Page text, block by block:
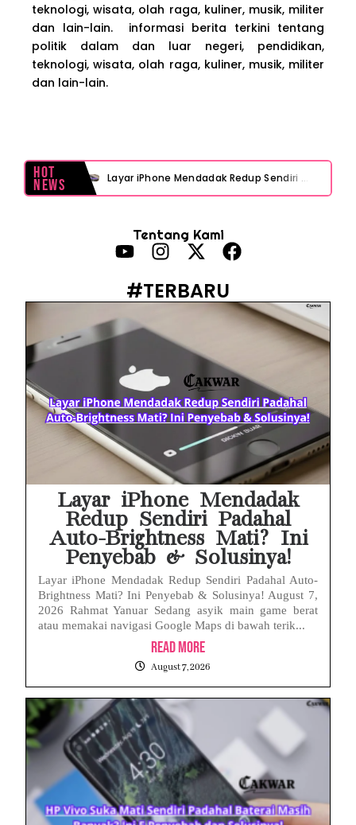
teknologi, wisata, olah raga, kuliner, musik, militer
dan lain-lain. informasi berita terkini tentang
politik dalam dan luar negeri, pendidikan,
teknologi, wisata, olah raga, kuliner, musik, militer
dan lain-lain.
Hot
News Layar iPhone Mendadak Redup Sendiri Padahal Auto-Brightness Mati? Ini Penyebab & Solusinya!
Prabowo Sebut ‘Londo Ireng’, Ray Rangkuti Desak DPR Bersikap, Ini Ulasan Politiknya
MAKI Soroti Penahanan Eks Jampidsus Febrie Adriansyah Tanpa Rompi Pink
Babak Baru Kasus Febrie Adriansyah, Rencana Praperadilan Penyitaan Emas dan Uang Tunai Jadi Sorotan
Baterai Apple Watch Cepat Boros? Ini Penyebab dan Cara Mengatasinya
HP Huawei Cepat Panas? Ini Penyebab Utama dan Cara Mengatasinya
Tentang Kami
#TERBARU
Layar iPhone Mendadak
Redup Sendiri Padahal
Auto-Brightness Mati? Ini
Penyebab & Solusinya!
Layar iPhone Mendadak Redup Sendiri Padahal Auto-
Brightness Mati? Ini Penyebab & Solusinya! August 7,
2026 Rahmat Yanuar Sedang asyik main game berat
atau memakai navigasi Google Maps di bawah terik...
Read More
August 7, 2026